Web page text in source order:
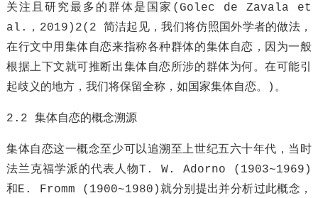
关注且研究最多的群体是国家(Golec de Zavala et
al.，2019)2(2 简洁起见，我们将仿照国外学者的做法，
在行文中用集体自恋来指称各种群体的集体自恋，因为一般
根据上下文就可推断出集体自恋所涉的群体为何。在可能引
起歧义的地方，我们将保留全称，如国家集体自恋。)。
2.2 集体自恋的概念溯源
集体自恋这一概念至少可以追溯至上世纪五六十年代，当时
法兰克福学派的代表人物T. W. Adorno (1903~1969)
和E. Fromm (1900~1980)就分别提出并分析过此概念，